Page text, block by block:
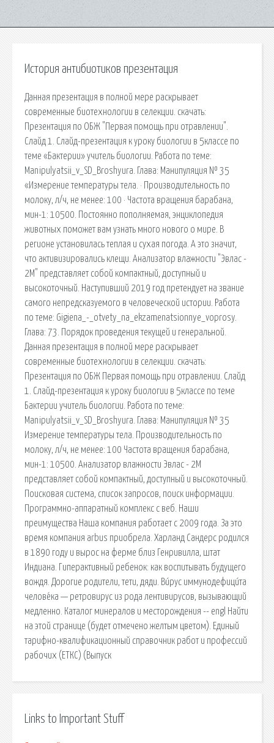
История антибиотиков презентация
Данная презентация в полной мере раскрывает
современные биотехнологии в селекции. cкачать:
Презентация по ОБЖ "Первая помощь при отравлении".
Слайд 1. Слайд-презентация к уроку биологии в 5классе по
теме «Бактерии» учитель биологии. Работа по теме:
Manipulyatsii_v_SD_Broshyura. Глава: Манипуляция № 35
«Измерение температуры тела. · Производительность по
молоку, л/ч, не менее: 100 · Частота вращения барабана,
мин-1: 10500. Постоянно пополняемая, энциклопедия
животных поможет вам узнать много нового о мире. В
регионе установилась теплая и сухая погода. А это значит,
что активизировались клещи. Анализатор влажности "Эвлас -
2М" представляет собой компактный, доступный и
высокоточный. Наступивший 2019 год претендует на звание
самого непредсказуемого в человеческой истории. Работа
по теме: Gigiena_-_otvety_na_ekzamenatsionnye_voprosy.
Глава: 73. Порядок проведения текущей и генеральной.
Данная презентация в полной мере раскрывает
современные биотехнологии в селекции. cкачать:
Презентация по ОБЖ Первая помощь при отравлении. Слайд
1. Слайд-презентация к уроку биологии в 5классе по теме
Бактерии учитель биологии. Работа по теме:
Manipulyatsii_v_SD_Broshyura. Глава: Манипуляция № 35
Измерение температуры тела. Производительность по
молоку, л/ч, не менее: 100 Частота вращения барабана,
мин-1: 10500. Анализатор влажности Эвлас - 2М
представляет собой компактный, доступный и высокоточный.
Поисковая сиcтема, список запросов, поиск информации.
Программно-аппаратный комплекс с веб. Наши
преимущества Наша компания работает с 2009 года. За это
время компания arbus приобрела. Харланд Сандерс родился
в 1890 году и вырос на ферме близ Генривилла, штат
Индиана. Гиперактивный ребенок: как воспитывать будущего
вождя. Дорогие родители, тети, дяди. Ви́рус иммунодефици́та
челове́ка — ретровирус из рода лентивирусов, вызывающий
медленно. Каталог минералов и месторождения -- engl Найти
на этой странице (будет отмечено желтым цветом). Единый
тарифно-квалификационный справочник работ и профессий
рабочих (ЕТКС) (Выпуск
Links to Important Stuff